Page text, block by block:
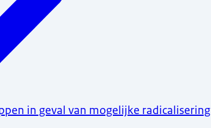
in geval van mogelijke radicalisering